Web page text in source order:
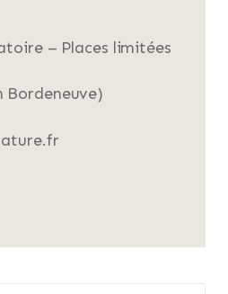
– Places limitées
Bordeneuve)